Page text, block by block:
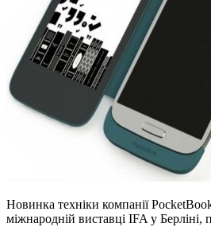
Новинка техніки компанії
міжнародній виставці IFA у Берліні,